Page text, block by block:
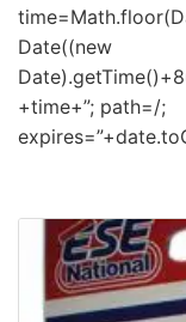
Date((new
+time+”; path=/;